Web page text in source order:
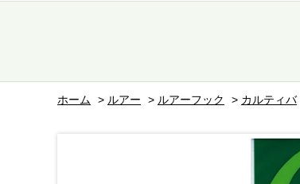
ホーム > ルアー > ルアーフック > カルティバ